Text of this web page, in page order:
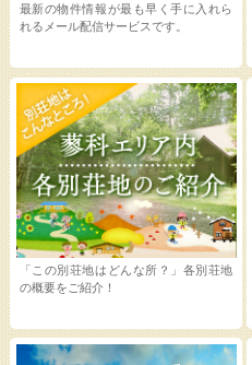
最新の物件情報が最も早く手に入れら
れるメール配信サービスです。
「この別荘地はどんな所？」各別荘地
の概要をご紹介！